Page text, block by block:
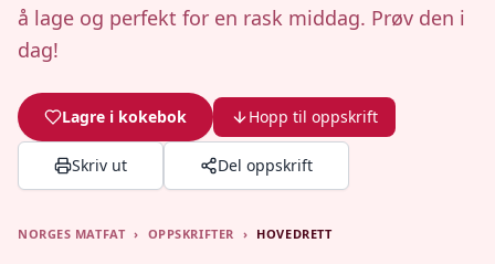
å lage og perfekt for en rask middag. Prøv den i
dag!
Lagre i kokebok Hopp til oppskrift
Skriv ut Del oppskrift
NORGES MATFAT › OPPSKRIFTER › HOVEDRETT